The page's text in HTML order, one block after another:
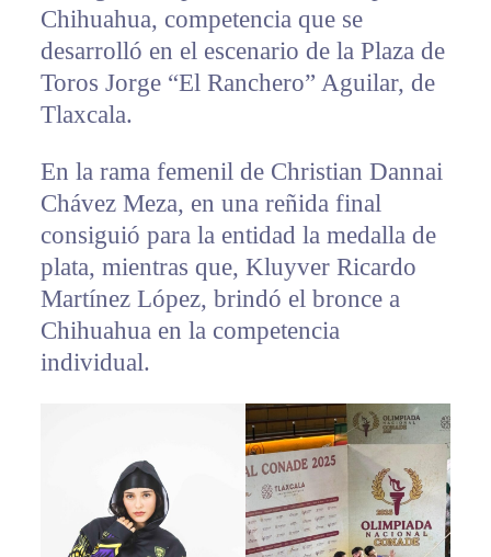
Chihuahua, competencia que se
desarrolló en el escenario de la Plaza de
Toros Jorge “El Ranchero” Aguilar, de
Tlaxcala.
En la rama femenil de Christian Dannai
Chávez Meza, en una reñida final
consiguió para la entidad la medalla de
plata, mientras que, Kluyver Ricardo
Martínez López, brindó el bronce a
Chihuahua en la competencia
individual.